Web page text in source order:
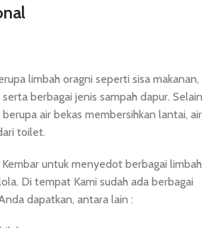
limbah oragni seperti sisa makanan,
berbagai jenis sampah dapur. Selain
air bekas membersihkan lantai, air
toilet.
untuk menyedot berbagai limbah
Di tempat Kami sudah ada berbagai
dapatkan, antara lain :